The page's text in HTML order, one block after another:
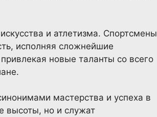
и атлетизма. Спортсмены
исполняя сложнейшие
новые таланты со всего
мастерства и успеха в
высоты, но и служат